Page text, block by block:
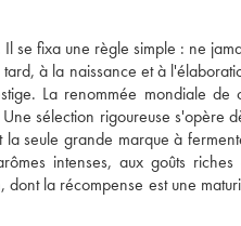
se fixa une règle simple : ne
à la naissance et à
La renommée mondiale de
sélection rigoureuse s'opère
la seule grande marque à
intenses, aux goûts riches
la récompense est une